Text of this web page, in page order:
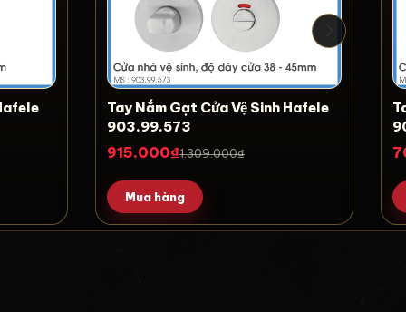
Tay Nắm Gạt Cửa Vệ Sinh Hafele
903.99.573
915.000₫1.309.000₫
Mua hàng